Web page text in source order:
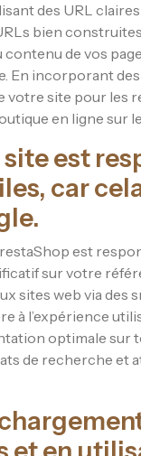
des URL
bien
de vos
En incorporant
votre site pour les
en ligne sur
est
car
est
sur votre
sites web via des
à l’expérience
optimale sur
de recherche et